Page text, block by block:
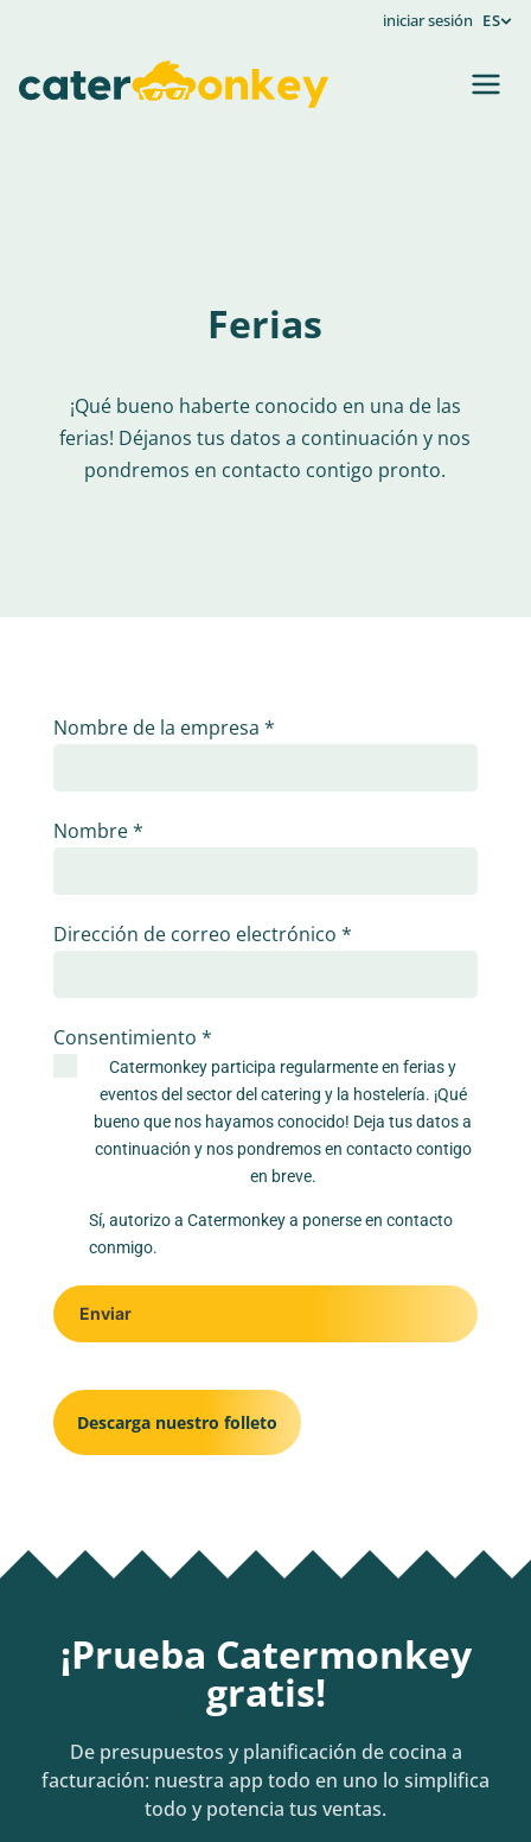
iniciar sesión ES
Ferias
¡Qué bueno haberte conocido en una de las
ferias! Déjanos tus datos a continuación y nos
pondremos en contacto contigo pronto.
Nombre de la empresa *
Nombre*
Dirección de correo electrónico *
Consentimiento *
Catermonkey participa regularmente en ferias y
eventos del sector del catering y la hostelería. ¡Qué
bueno que nos hayamos conocido! Deja tus datos a
continuación y nos pondremos en contacto contigo
en breve.
Sí, autorizo a Catermonkey a ponerse en contacto
conmigo.
Enviar
Descarga nuestro folleto
¡Prueba Catermonkey
gratis!
De presupuestos y planificación de cocina a
facturación: nuestra app todo en uno lo simplifica
todo y potencia tus ventas.